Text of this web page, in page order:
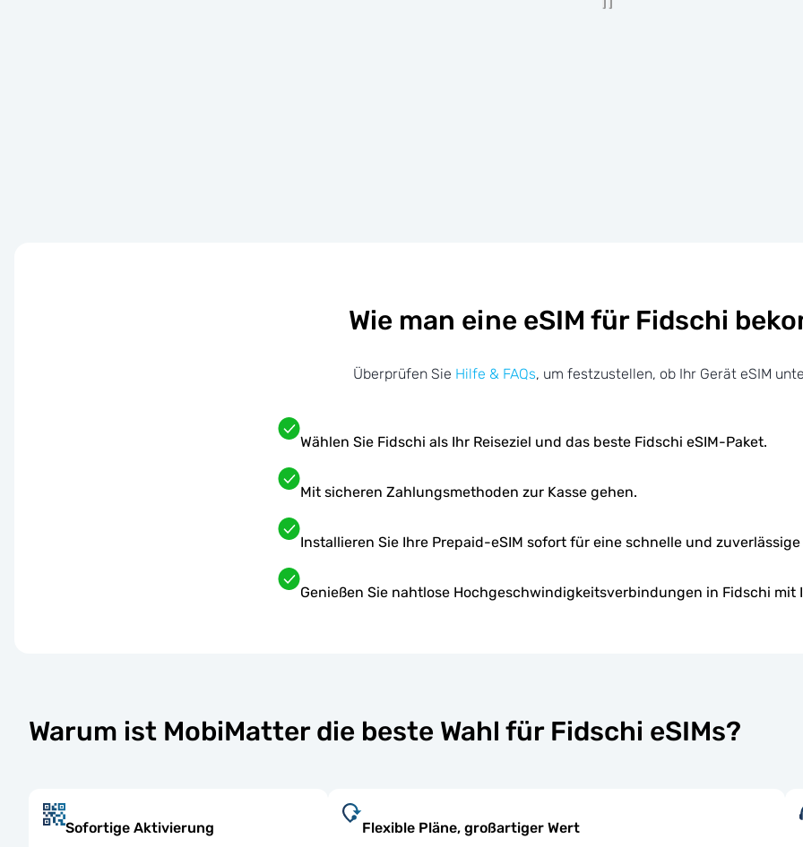
Wie man eine eSIM für Fidschi
Überprüfen Sie Hilfe & FAQs, um festzustellen, ob Ihr Gerät eSIM
Wählen Sie Fidschi als Ihr Reiseziel und das beste Fidschi eSIM-Paket.
Mit sicheren Zahlungsmethoden zur Kasse gehen.
Installieren Sie Ihre Prepaid-eSIM sofort für eine schnelle und
Genießen Sie nahtlose Hochgeschwindigkeitsverbindungen in Fidschi mit
Warum ist MobiMatter die beste Wahl für Fidschi eSIMs?
Sofortige Aktivierung Flexible Pläne, großartiger Wert